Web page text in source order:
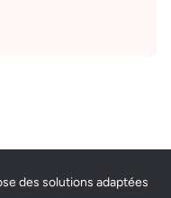
des solutions adaptées